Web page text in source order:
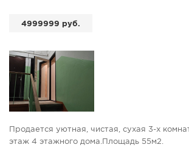
4999999 руб.
Продaeтcя уютная, чистaя, сухая 3-х
этаж 4 этажного дома.Площадь 55м2.